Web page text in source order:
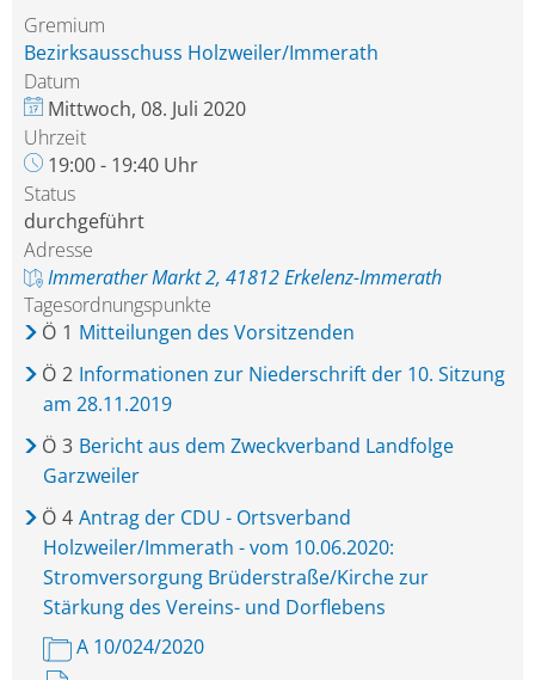
Gremium
Bezirksausschuss Holzweiler/Immerath
Datum
Mittwoch, 08. Juli 2020
Uhrzeit
19:00 - 19:40 Uhr
Status
durchgeführt
Adresse
Immerather Markt 2, 41812 Erkelenz-Immerath
Tagesordnungspunkte
Ö 1 Mitteilungen des Vorsitzenden
Ö 2 Informationen zur Niederschrift der 10. Sitzung
am 28.11.2019
Ö 3 Bericht aus dem Zweckverband Landfolge
Garzweiler
Ö 4 Antrag der CDU - Ortsverband
Holzweiler/Immerath - vom 10.06.2020:
Stromversorgung Brüderstraße/Kirche zur
Stärkung des Vereins- und Dorflebens
A 10/024/2020